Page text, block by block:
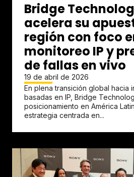
Bridge
acelera su
región con foco
monitoreo IP y
de fallas en vivo
19 de abril de 2026
En plena transición global hacia
basadas en IP, Bridge
posicionamiento en América
estrategia centrada en...